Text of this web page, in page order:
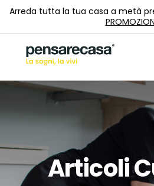
Arreda tutta la tua casa a metà
Articoli